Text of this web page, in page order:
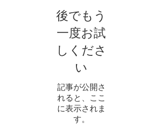
後でもう
一度お試
しくださ
い
記事が公開さ
れると、ここ
に表示されま
す。